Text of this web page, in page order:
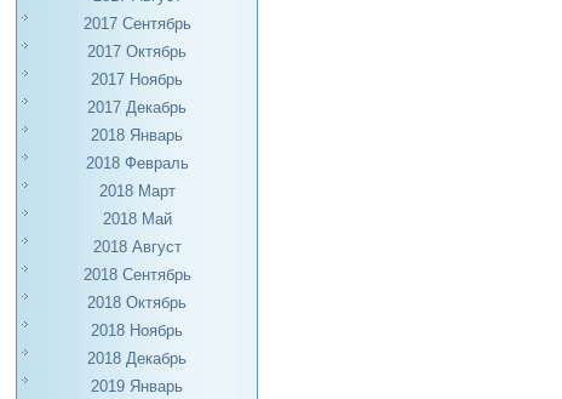
2017 Сентябрь
2017 Октябрь
2017 Ноябрь
2017 Декабрь
2018 Январь
2018 Февраль
2018 Март
2018 Май
2018 Август
2018 Сентябрь
2018 Октябрь
2018 Ноябрь
2018 Декабрь
2019 Январь